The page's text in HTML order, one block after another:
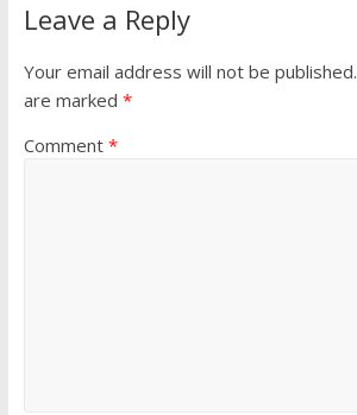
Leave a Reply
Your email address will not be published.
are marked *
Comment *